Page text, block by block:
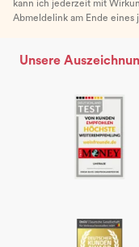
kann ich jederzeit mit
Abmeldelink am Ende
Unsere